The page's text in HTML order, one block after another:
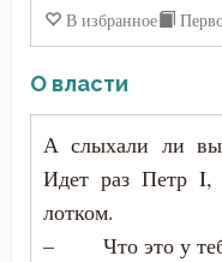
В избранное
О власти
А слыхали ли
Идет раз Петр I,
лотком.
– Что это у